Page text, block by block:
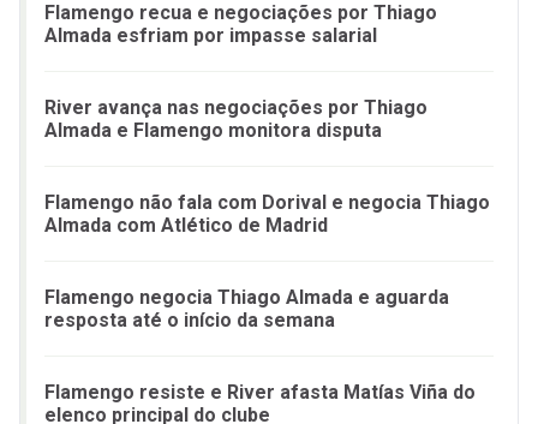
Flamengo recua e negociações por Thiago
Almada esfriam por impasse salarial
River avança nas negociações por Thiago
Almada e Flamengo monitora disputa
Flamengo não fala com Dorival e negocia Thiago
Almada com Atlético de Madrid
Flamengo negocia Thiago Almada e aguarda
resposta até o início da semana
Flamengo resiste e River afasta Matías Viña do
elenco principal do clube